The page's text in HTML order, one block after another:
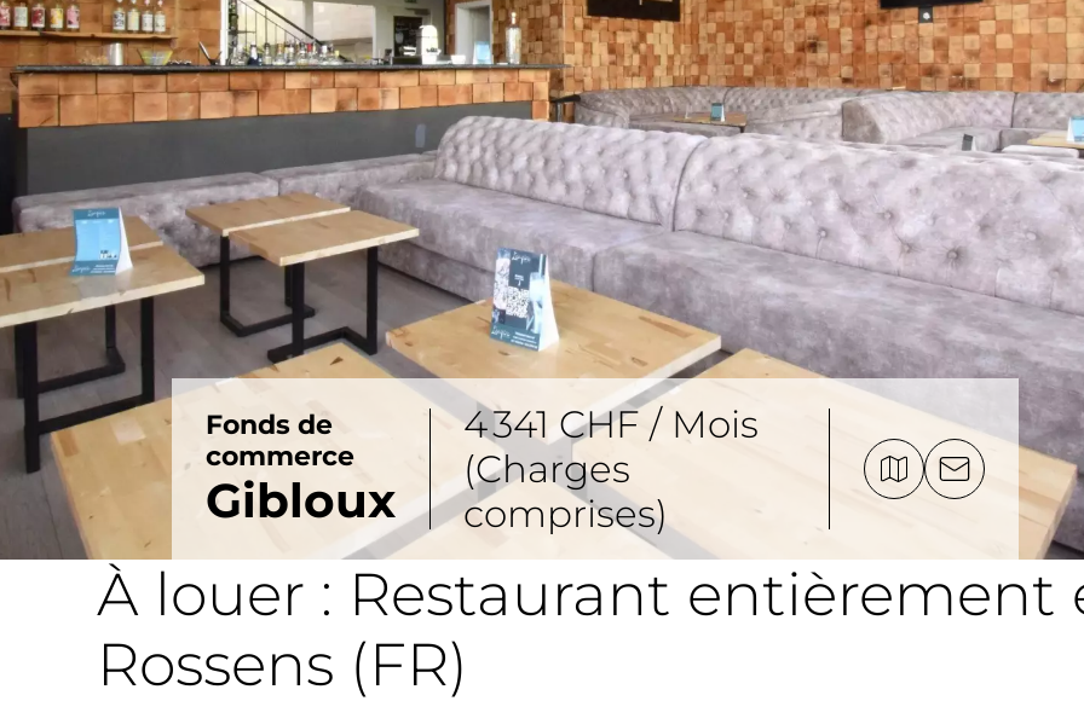
Fonds de
commerce
Gibloux
4 341 CHF / Mois
(Charges
comprises)
À louer : Restaurant entièrement
Rossens (FR)